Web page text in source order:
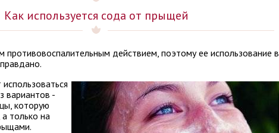
Как используется сода от прыщей
действием, поэтому ее использование в
вариантов -
которую
только на